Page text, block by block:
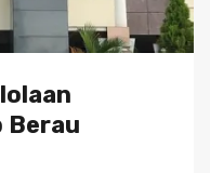
Berau